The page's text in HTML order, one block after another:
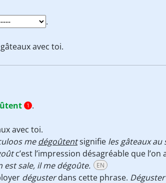
.
avec toi.
1 .
avec toi.
medégoûtentsignifie les gâteaux au
c’est l’impression désagréable que l’on
est sale, il me dégoûte. EN
dégusterdans cette phrase. Déguster